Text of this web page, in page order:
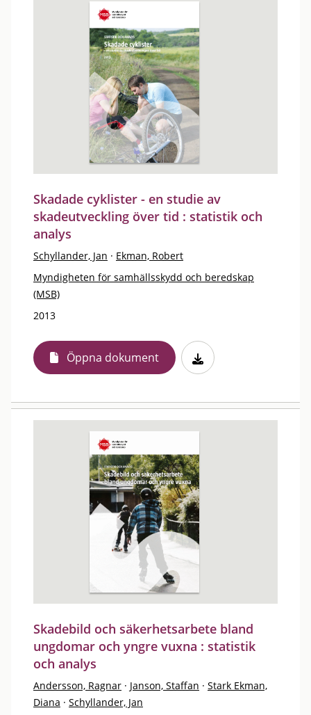
Skadade cyklister - en studie av
skadeutveckling över tid : statistik och
analys
Schyllander, Jan · Ekman, Robert
Myndigheten för samhällsskydd och beredskap
(MSB)
2013
Öppna dokument
Skadebild och säkerhetsarbete bland
ungdomar och yngre vuxna : statistik
och analys
Andersson, Ragnar · Janson, Staffan · Stark Ekman,
Diana · Schyllander, Jan